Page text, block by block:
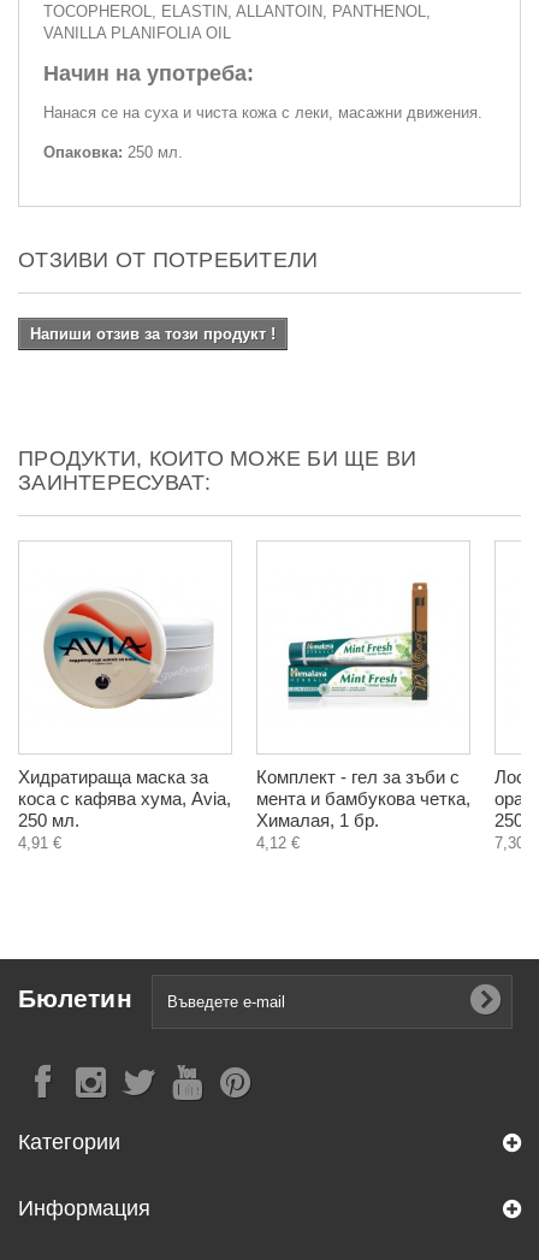
TOCOPHEROL, ELASTIN, ALLANTOIN, PANTHENOL,
VANILLA PLANIFOLIA OIL
Начин на употреба:
Нанася се на суха и чиста кожа с леки, масажни движения.
Опаковка: 250 мл.
ОТЗИВИ ОТ ПОТРЕБИТЕЛИ
Напиши отзив за този продукт !
ПРОДУКТИ, КОИТО МОЖЕ БИ ЩЕ ВИ
ЗАИНТЕРЕСУВАТ:
Хидратираща маска за
коса с кафява хума, Avia,
250 мл.
4,91 €
Комплект - гел за зъби с
мента и бамбукова четка,
Хималая, 1 бр.
4,12 €
250
7,30 €
Бюлетин
Категории
Информация